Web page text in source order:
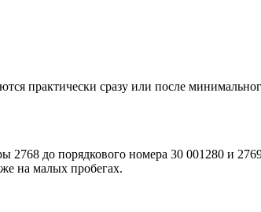
практически сразу или после
2768 до порядкового номера 30 001280 и
на малых пробегах.